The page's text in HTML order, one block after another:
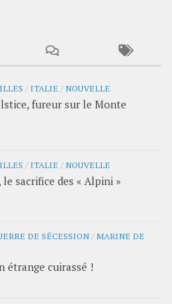
/ ITALIE / NOUVELLE
fureur sur le Monte
/ ITALIE / NOUVELLE
le sacrifice des « Alpini »
DE SÉCESSION/ MARINE DE
étrange cuirassé !